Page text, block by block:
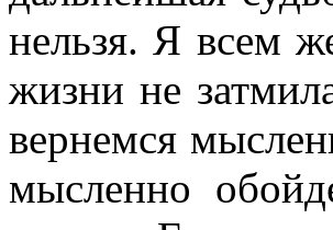
нельзя. Я всем
жизни не
вернемся
мысленно